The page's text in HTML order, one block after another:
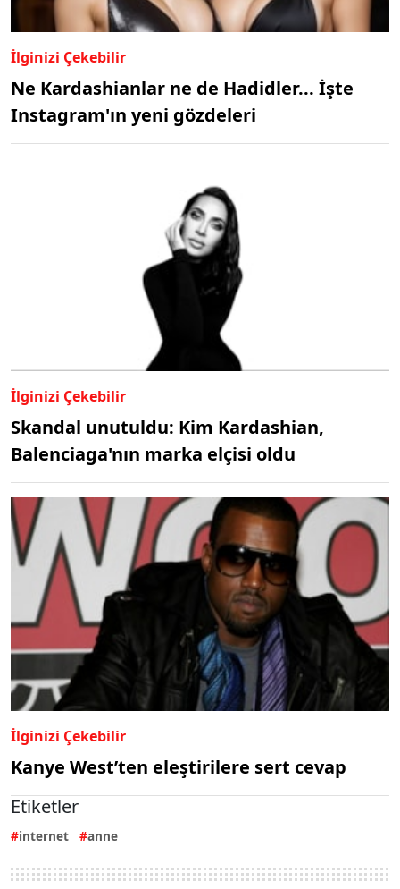
İlginizi Çekebilir
Ne Kardashianlar ne de Hadidler... İşte
Instagram'ın yeni gözdeleri
İlginizi Çekebilir
Skandal unutuldu: Kim Kardashian,
Balenciaga'nın marka elçisi oldu
İlginizi Çekebilir
Kanye West’ten eleştirilere sert cevap
Etiketler
internet anne